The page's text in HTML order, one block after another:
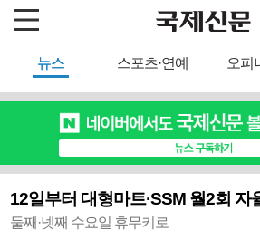
뉴스 스포츠·연예 오피
12일부터 대형마트·SSM 월2회 자
둘째·넷째 수요일 휴무키로